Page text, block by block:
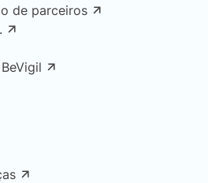
de parceiros